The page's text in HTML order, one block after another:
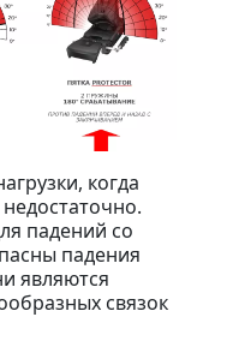
когда
падений со
падения
являются
связок